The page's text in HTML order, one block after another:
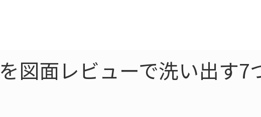
図面レビューで洗い出す7